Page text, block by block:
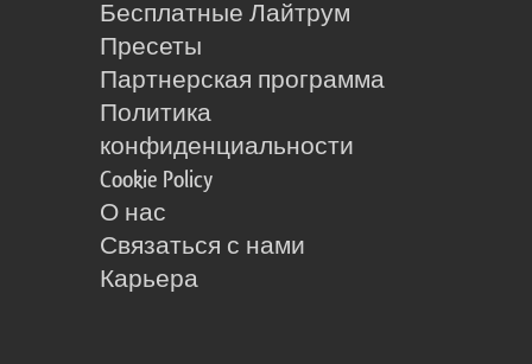
Бесплатные Лайтрум
Пресеты
Партнерская программа
Политика
конфиденциальности
Cookie Policy
О нас
Связаться с нами
Карьера